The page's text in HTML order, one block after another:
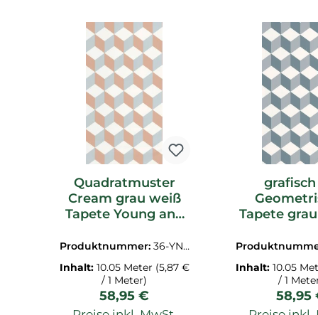
Quadratmuster
Cream grau weiß
Tapete Young and
Produktnummer: 36-YNF
103324060.1M
Inhalt: 10.05 Meter (5,87 €
/ 1 Meter)
Regulärer Preis:
58,95 €
grafisch
Tapete
Inhalt:10.05
/ 1
58,95